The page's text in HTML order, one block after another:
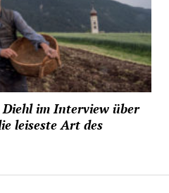
im Interview über
leiseste Art des